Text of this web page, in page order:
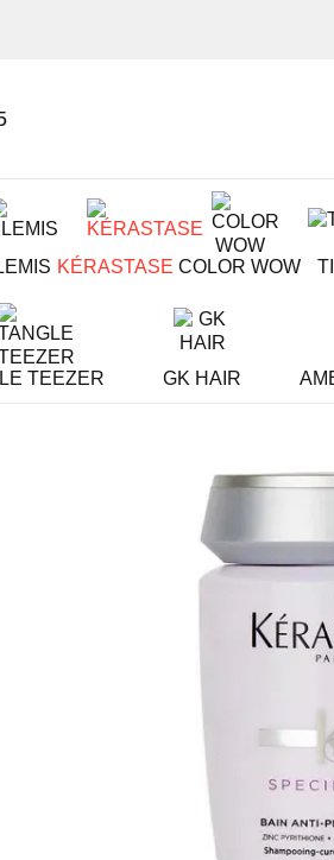
KÉRASTASE COLOR WOW
TEEZER GK HAIR